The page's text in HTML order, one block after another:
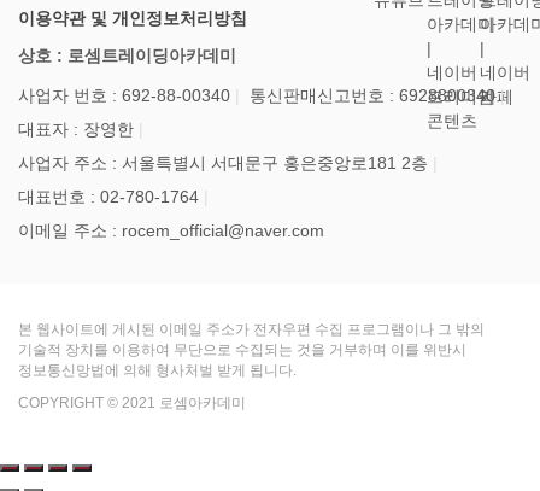
이용약관 및 개인정보처리방침
상호 : 로셈트레이딩아카데미
사업자 번호 : 692-88-00340
통신판매신고번호 : 6928800340
대표자 : 장영한
사업자 주소 : 서울특별시 서대문구 홍은중앙로181 2층
대표번호 : 02-780-1764
이메일 주소 : rocem_official@naver.com
본 웹사이트에 게시된 이메일 주소가 전자우편 수집 프로그램이나 그 밖의
기술적 장치를 이용하여 무단으로 수집되는 것을 거부하며 이를 위반시
정보통신망법에 의해 형사처벌 받게 됩니다.
COPYRIGHT © 2021 로셈아카데미